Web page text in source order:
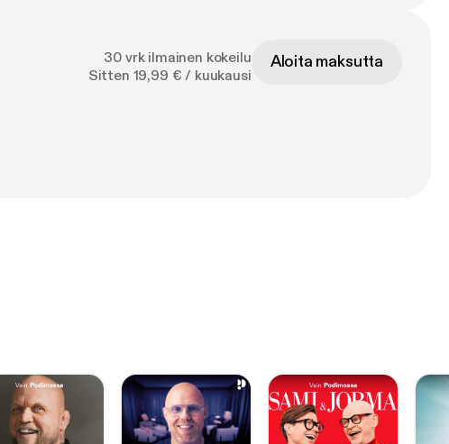
30 vrk ilmainen kokeilu
Sitten 19,99 € / kuukausi
Aloita maksutta